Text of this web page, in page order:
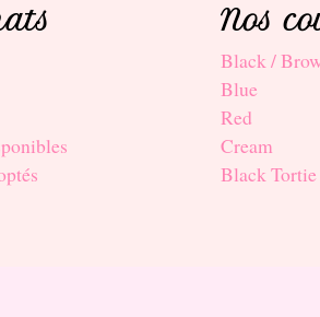
Nos
Black /
Blue
Red
Cream
Black